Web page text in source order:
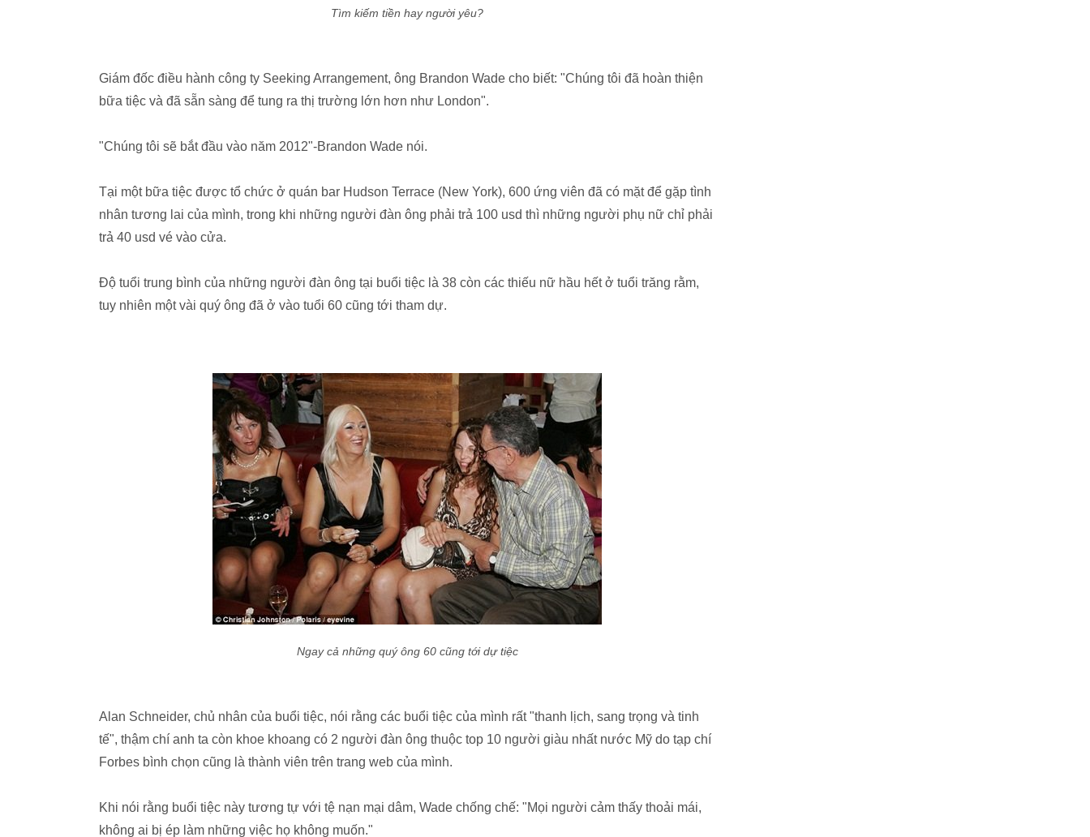
Tìm kiếm tiền hay người yêu?
Giám đốc điều hành công ty Seeking Arrangement, ông Brandon Wade cho biết: "Chúng tôi đã hoàn thiện
bữa tiệc và đã sẵn sàng để tung ra thị trường lớn hơn như London".
"Chúng tôi sẽ bắt đầu vào năm 2012"-Brandon Wade nói.
Tại một bữa tiệc được tổ chức ở quán bar Hudson Terrace (New York), 600 ứng viên đã có mặt để gặp tình
nhân tương lai của mình, trong khi những người đàn ông phải trả 100 usd thì những người phụ nữ chỉ phải
trả 40 usd vé vào cửa.
Độ tuổi trung bình của những người đàn ông tại buổi tiệc là 38 còn các thiếu nữ hầu hết ở tuổi trăng rằm,
tuy nhiên một vài quý ông đã ở vào tuổi 60 cũng tới tham dự.
Ngay cả những quý ông 60 cũng tới dự tiệc
Alan Schneider, chủ nhân của buổi tiệc, nói rằng các buổi tiệc của mình rất "thanh lịch, sang trọng và tinh
tế", thậm chí anh ta còn khoe khoang có 2 người đàn ông thuộc top 10 người giàu nhất nước Mỹ do tạp chí
Forbes bình chọn cũng là thành viên trên trang web của mình.
Khi nói rằng buổi tiệc này tương tự với tệ nạn mại dâm, Wade chống chế: "Mọi người cảm thấy thoải mái,
không ai bị ép làm những việc họ không muốn."